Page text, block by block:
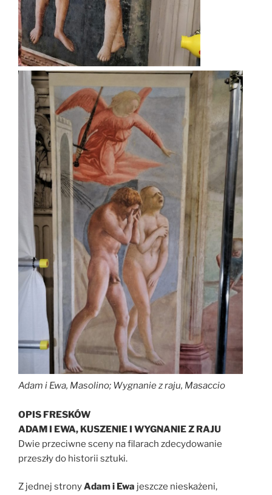
Adam i Ewa, Masolino; Wygnanie z raju, Masaccio
OPIS FRESKÓW
ADAM I EWA, KUSZENIE I WYGNANIE Z RAJU
Dwie przeciwne sceny na filarach zdecydowanie
przeszły do historii sztuki.
Z jednej stronyAdam i Ewa jeszcze nieskażeni,